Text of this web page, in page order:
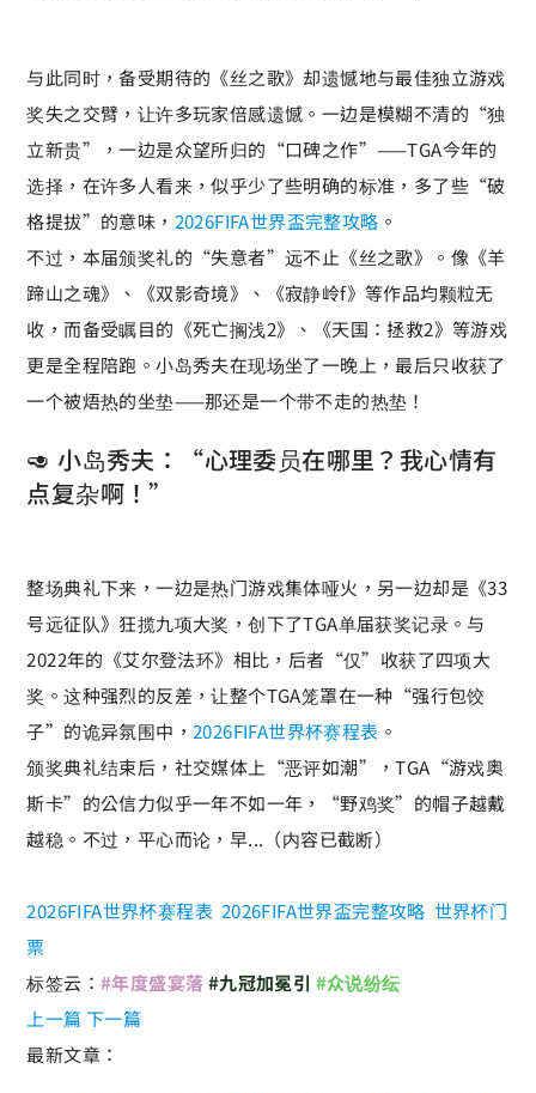
与此同时，备受期待的《丝之歌》却遗憾地与最佳独立游戏
奖失之交臂，让许多玩家倍感遗憾。一边是模糊不清的“独
立新贵”，一边是众望所归的“口碑之作”——TGA今年的
选择，在许多人看来，似乎少了些明确的标准，多了些“破
格提拔”的意味， 2026FIFA世界盃完整攻略 。
不过，本届颁奖礼的“失意者”远不止《丝之歌》。像《羊
蹄山之魂》、《双影奇境》、《寂静岭f》等作品均颗粒无
收，而备受瞩目的《死亡搁浅2》、《天国：拯救2》等游戏
更是全程陪跑。小岛秀夫在现场坐了一晚上，最后只收获了
一个被焐热的坐垫——那还是一个带不走的热垫！
🥑 小岛秀夫：“心理委员在哪里？我心情有
点复杂啊！”
整场典礼下来，一边是热门游戏集体哑火，另一边却是《33
号远征队》狂揽九项大奖，创下了TGA单届获奖记录。与
2022年的《艾尔登法环》相比，后者“仅”收获了四项大
奖。这种强烈的反差，让整个TGA笼罩在一种“强行包饺
子”的诡异氛围中， 2026FIFA世界杯赛程表 。
颁奖典礼结束后，社交媒体上“恶评如潮”，TGA“游戏奥
斯卡”的公信力似乎一年不如一年，“野鸡奖”的帽子越戴
越稳。不过，平心而论，早...（内容已截断）
2026FIFA世界杯赛程表 2026FIFA世界盃完整攻略 世界杯门
票
标签云： #年度盛宴落#九冠加冕引 #众说纷纭
上一篇下一篇
最新文章：